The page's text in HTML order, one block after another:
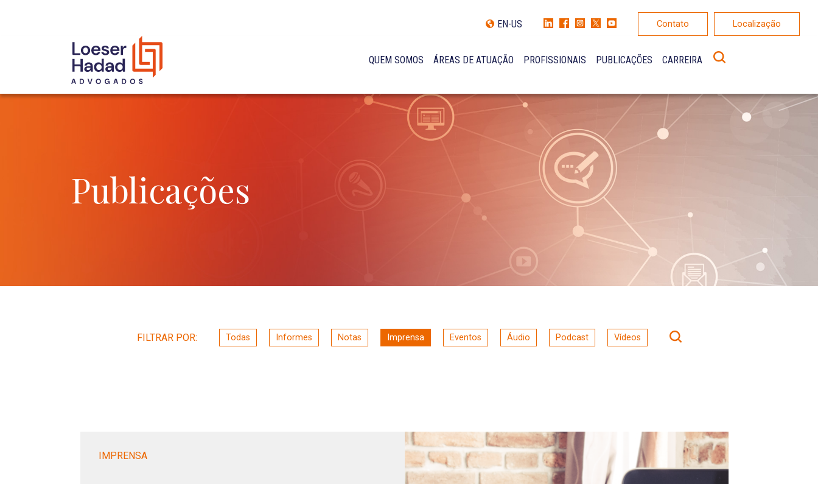
INTERNATIONAL NETWORK
PRÊMIOS
NOSSA EQUIPE
EN-US Contato Localização
QUEM SOMOS
INCLUSÃO E DIVERSIDADE
INTERNATIONAL NETWORK
NOSSA EQUIPE
ÁREAS DE ATUAÇÃO PROFISSIONAIS PUBLICAÇÕES CARREIRA
Publicações
FILTRAR POR: Todas Informes Notas Imprensa Eventos Áudio Podcast Vídeos
IMPRENSA